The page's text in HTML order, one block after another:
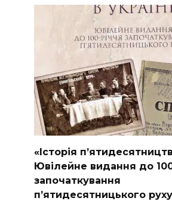
«Історія
Ювілейне видання до
започаткування
п’ятидесятницького